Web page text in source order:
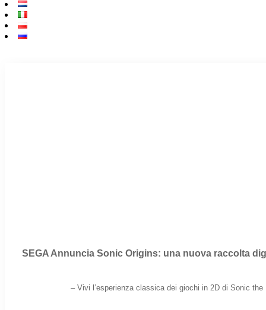
SEGA Annuncia Sonic Origins: una nuova raccolta
– Vivi l’esperienza classica dei giochi in 2D di Sonic